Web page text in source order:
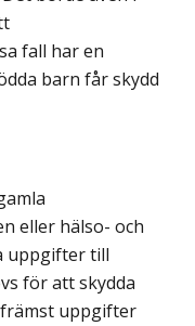
fall har en
barn får skydd
eller hälso- och
uppgifter till
för att skydda
uppgifter